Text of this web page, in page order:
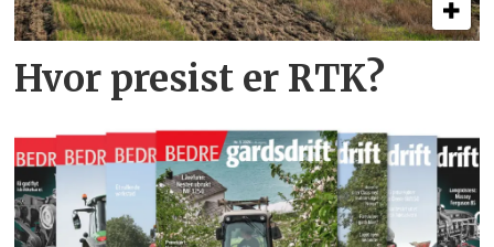
Hvor presist er RTK?